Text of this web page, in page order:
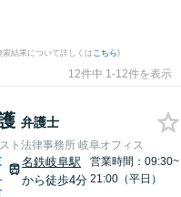
索結果について詳しくは こちら)
12件中 1-12件を表示
弁護士
ト法律事務所 岐阜オフィス
名鉄岐阜駅
から徒歩4分
営業時間：09:30~
21:00（平日）